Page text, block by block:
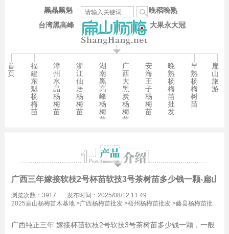
台湾黑高峰
晚稻晚熟
大果永大冠
黑晶黑魁
首
页
福
建
东
魁
杨
梅
苗
漳
州
水
晶
杨
梅
苗
浙
江
仙
居
杨
梅
苗
湖
南
黑
高
峰
杨
梅
苗
广
西
大
黑
炭
杨
梅
苗
安
海
王
子
杨
梅
苗
晚
熟
杨
梅
苗
批
发
早
熟
杨
梅
树
苗
扁
山
旅
游
广西三年嫁接软枝2号杯苗软技3号茶树苗多少钱一颗-扁山油
浏览次数：3917
发布时间：2025/08/12 11:49
2025扁山杨梅苗木基地>广西杨梅苗批发>梧州杨梅苗批发>藤县杨梅苗批
广西纯正三年 嫁接杯苗软枝2号软技3号茶树苗多少钱一颗，一般